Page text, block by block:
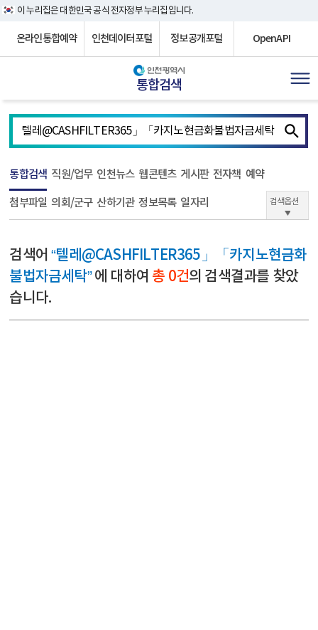
이 누리집은 대한민국 공식 전자정부 누리집입니다.
온라인통합예약 인천데이터포털 정보공개포털 OpenAPI
통합검색
통합검색 직원/업무 인천뉴스 웹콘텐츠 게시판 전자책 예약
첨부파일 의회/군구 산하기관 정보목록 일자리 검색옵션
검색어“텔레@CASHFILTER365」「카지노현금화
불법자금세탁”에 대하여 총 0건의 검색결과를 찾았
습니다.